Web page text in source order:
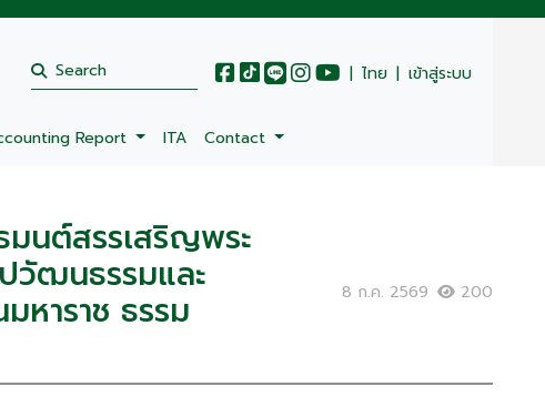
| ไทย | เข้าสู่ระบบ
Report ITA Contact
นต์สรรเสริญพระ
วัฒนธรรมและ
หาราช ธรรม 8 ก.ค. 2569 200